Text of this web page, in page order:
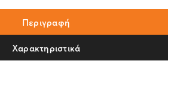
Περιγραφή
Χαρακτηριστικά